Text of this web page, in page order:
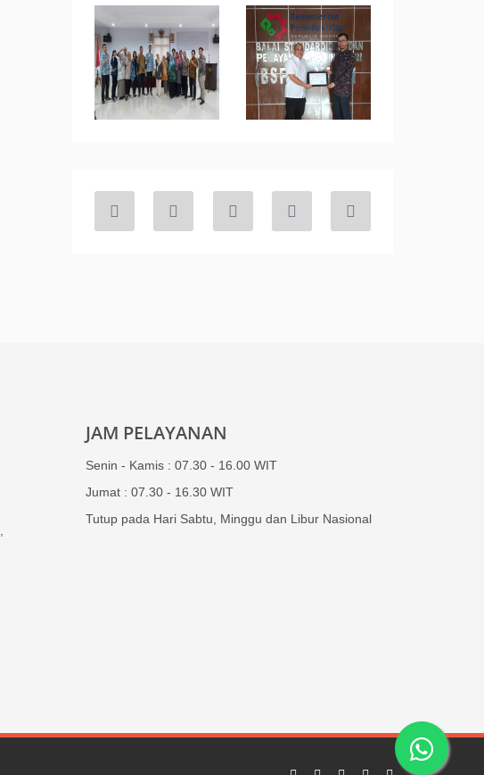
JAM PELAYANAN
Senin - Kamis : 07.30 - 16.00 WIT
Jumat : 07.30 - 16.30 WIT
Tutup pada Hari Sabtu, Minggu dan Libur Nasional